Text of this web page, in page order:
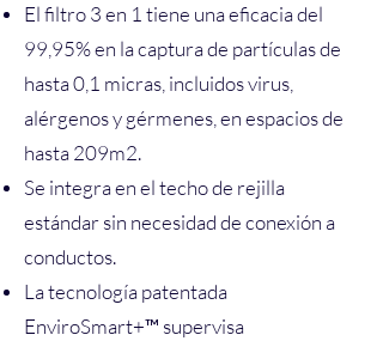
El filtro 3 en 1 tiene una eficacia del
99,95% en la captura de partículas de
hasta 0,1 micras, incluidos virus,
alérgenos y gérmenes, en espacios de
hasta 209m2.
Se integra en el techo de rejilla
estándar sin necesidad de conexión a
conductos.
La tecnología patentada
EnviroSmart+™ supervisa